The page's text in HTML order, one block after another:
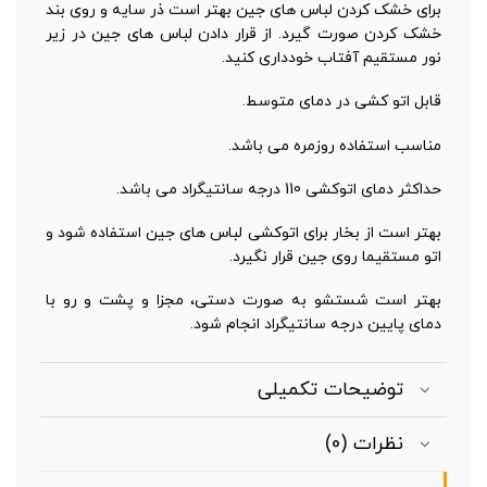
برای خشک کردن لباس های جین بهتر است ذر سایه و روی بند
خشک کردن صورت گیرد. از قرار دادن لباس های جین در زیر
نور مستقیم آفتاب خودداری کنید.
قابل اتو کشی در دمای متوسط.
مناسب استفاده روزمره می باشد.
حداکثر دمای اتوکشی 110 درجه سانتیگراد می باشد.
بهتر است از بخار برای اتوکشی لباس های جین استفاده شود و
اتو مستقیما روی جین قرار نگیرد.
بهتر است شستشو به صورت دستی، مجزا و پشت و رو با
دمای پایین درجه سانتیگراد انجام شود.
توضیحات تکمیلی
نظرات (0)